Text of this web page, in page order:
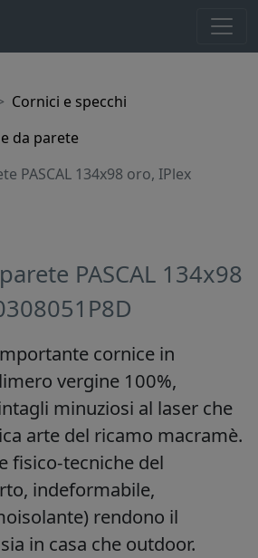
Cornici e specchi
da parete
PASCAL 134x98 oro, IPlex
PASCAL 134x98
cornice in
vergine 100%,
minuziosi al laser che
arte del ricamo macramè.
fisico-tecniche del
indeformabile,
rendono il
in casa che outdoor.